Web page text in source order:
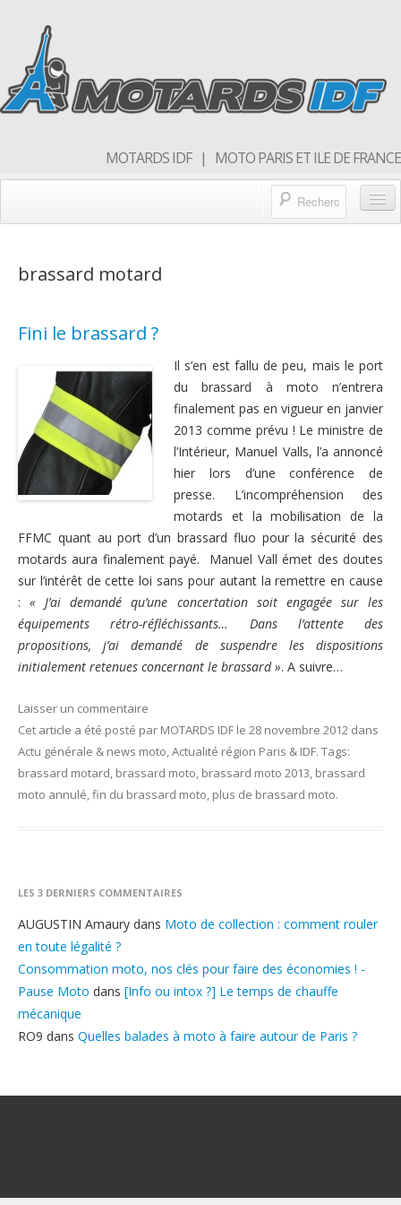
MOTARDS IDF | MOTO PARIS ET ILE DE FRANCE
Forum
Rejoins nous
Nous contacter
brassard motard
Fini le brassard ?
Il s’en est fallu de peu, mais le port
du brassard à moto n’entrera
finalement pas en vigueur en janvier
2013 comme prévu ! Le ministre de
l’Intérieur, Manuel Valls, l’a annoncé
hier lors d’une conférence de
presse. L’incompréhension des
motards et la mobilisation de la
FFMC quant au port d’un brassard fluo pour la sécurité des
motards aura finalement payé. Manuel Vall émet des doutes
sur l’intérêt de cette loi sans pour autant la remettre en cause
:« J’ai demandé qu’une concertation soit engagée sur les
équipements rétro-réfléchissants… Dans l’attente des
propositions, j’ai demandé de suspendre les dispositions
initialement retenues concernant le brassard ». A suivre…
Laisser un commentaire
Cet article a été posté par MOTARDS IDF le 28 novembre 2012 dans
Actu générale & news moto,Actualité région Paris & IDF. Tags:
brassard motard, brassard moto, brassard moto 2013, brassard
moto annulé,fin du brassard moto, plus de brassard moto.
LES 3 DERNIERS COMMENTAIRES
AUGUSTIN Amaury dans Moto de collection : comment rouler
en toute légalité ?
Consommation moto, nos clés pour faire des économies ! -
Pause Moto dans [Info ou intox ?] Le temps de chauffe
mécanique
RO9 dans Quelles balades à moto à faire autour de Paris ?